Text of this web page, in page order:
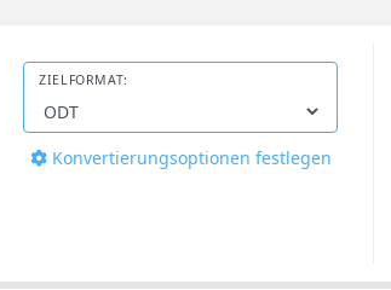
ZIELFORMAT:
Konvertierungsoptionen festlegen